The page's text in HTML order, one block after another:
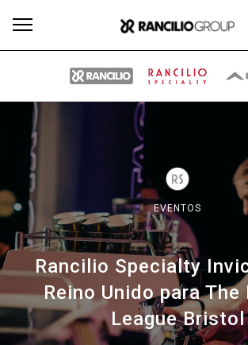
EVENTOS
Rancilio Specialty
Reino Unido para
League Bristol
Productos
Our brands
Group